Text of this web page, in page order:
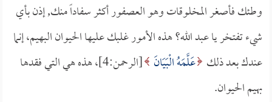
وطئك فأصغر المخلوقات وهو العصفور أكثر سفاداً منك, إذن بأي
شيء تفتخر يا عبد الله؟ هذه الأمور غلبك عليها الحيوان البهيم، إنما
عندك بعد ذلك عَلَّمَهُ الْبَيَانَ
[الرحمن:4]، هذه هي التي فقدها
بهيم الحيوان.